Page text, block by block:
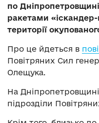
по
ракетами
території
Про це йдеться в
Повітряних Сил
Олещука.
На Дніпропетровщині
підрозділи